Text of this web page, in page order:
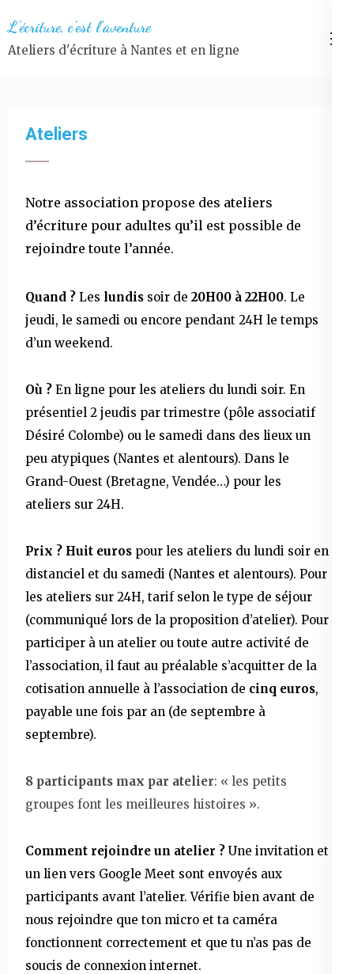
au
contenu
L'écriture, c'est l'aventure
Ateliers d'écriture à Nantes et en ligne
Ateliers
Notre association propose des ateliers
d’écriture pour adultes qu’il est possible de
rejoindre toute l’année.
Quand ? Les lundis soir de 20H00 à 22H00. Le
jeudi, le samedi ou encore pendant 24H le temps
d’un weekend.
Où ? En ligne pour les ateliers du lundi soir. En
présentiel 2 jeudis par trimestre (pôle associatif
Désiré Colombe) ou le samedi dans des lieux un
peu atypiques (Nantes et alentours). Dans le
Grand-Ouest (Bretagne, Vendée…) pour les
ateliers sur 24H.
Prix ? Huit euros pour les ateliers du lundi soir en
distanciel et du samedi (Nantes et alentours). Pour
les ateliers sur 24H, tarif selon le type de séjour
(communiqué lors de la proposition d’atelier). Pour
participer à un atelier ou toute autre activité de
l’association, il faut au préalable s’acquitter de la
cotisation annuelle à l’association de cinq euros,
payable une fois par an (de septembre à
septembre).
8 participants max par atelier: « les petits
groupes font les meilleures histoires ».
Comment rejoindre un atelier ? Une invitation et
un lien vers Google Meet sont envoyés aux
participants avant l’atelier. Vérifie bien avant de
nous rejoindre que ton micro et ta caméra
fonctionnent correctement et que tu n’as pas de
soucis de connexion internet.